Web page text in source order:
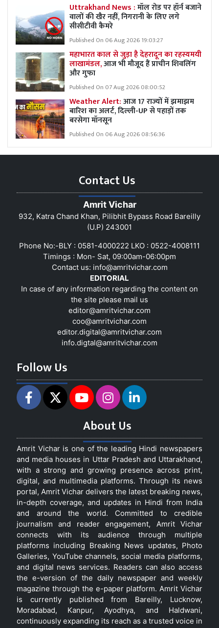
Uttrakhand News :मॉल रोड पर हॉर्न बजाने
वालों की खैर नहीं, निगरानी के लिए लगे
सीसीटीवी कैमरे
Published On 06 Aug 2026 19:03:27
महाभारत काल से जुड़ा है देहरादून का रहस्यमयी
लाखामंडल,आज भी मौजूद हैं प्राचीन शिवलिंग
और गुफा
Published On 07 Aug 2026 08:00:52
Weather Alert:आज 17 राज्यों में झमाझम
बारिश का अलर्ट, दिल्ली-UP से पहाड़ों तक
बरसेगा मॉनसून
Published On 06 Aug 2026 08:56:36
Contact Us
Amrit Vichar
932, Katra Chand Khan, Pilibhit Bypass Road Bareilly
(U.P) 243001
Phone No:-BLY : 0581-4000222 LKO : 0522-4008111
Timings : Mon- Sat, 09:00am-06:00pm
Contact us: info@amritvichar.com
EDITORIAL
In case of any information regarding the content on
the site please mail us
editor@amritvichar.com
coo@amritvichar.com
editor.digital@amritvichar.com
info.digtal@amritvichar.com
Follow Us
About Us
Amrit Vichar is one of the leading Hindi newspapers
and media houses in Uttar Pradesh and Uttarakhand,
with a strong and growing presence across print,
digital, and multimedia platforms. Through its news
portal, Amrit Vichar delivers the latest breaking news,
in-depth coverage, and updates in Hindi from India
and around the world. Committed to credible
journalism and reader engagement, Amrit Vichar
connects with its audience through multiple
platforms including Breaking News updates, Photo
Galleries, YouTube channels, social media platforms,
and digital news services. Readers can also access
the e-version of the daily newspaper and weekly
magazine through the e-paper platform. Amrit Vichar
is currently published from Bareilly, Lucknow,
Moradabad, Kanpur, Ayodhya, and Haldwani,
continuously expanding its reach as a trusted voice in